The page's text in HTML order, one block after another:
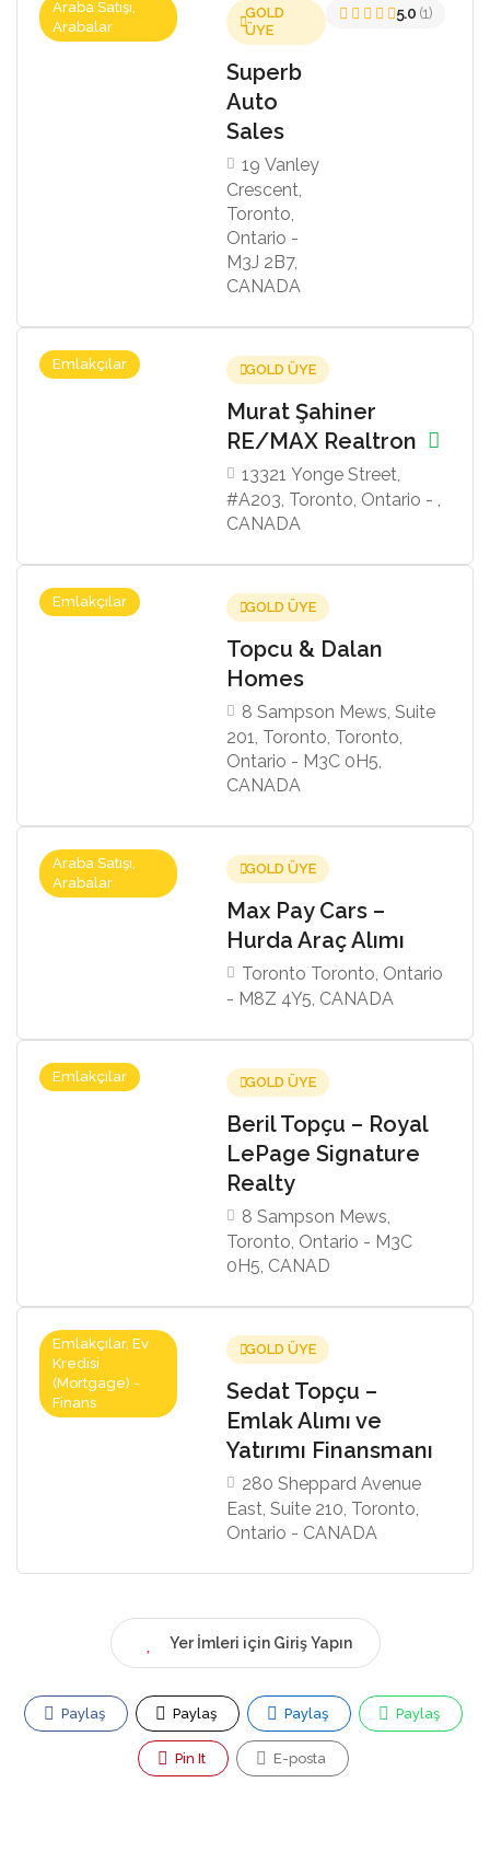
Araba Satışı,
Arabalar
GOLD
ÜYE
Superb
Auto
Sales
19 Vanley
Crescent,
Toronto,
Ontario -
M3J 2B7,
CANADA
5.0 (1)
Emlakçılar GOLD ÜYE
Murat Şahiner
RE/MAX Realtron
13321 Yonge Street,
#A203, Toronto, Ontario - ,
CANADA
Emlakçılar GOLD ÜYE
Topcu & Dalan
Homes
8 Sampson Mews, Suite
201, Toronto, Toronto,
Ontario - M3C 0H5,
CANADA
Araba Satışı,
Arabalar
GOLD ÜYE
Max Pay Cars –
Hurda Araç Alımı
Toronto Toronto, Ontario
- M8Z 4Y5, CANADA
Emlakçılar GOLD ÜYE
Beril Topçu – Royal
LePage Signature
Realty
8 Sampson Mews,
Toronto, Ontario - M3C
0H5, CANAD
Emlakçılar, Ev
Kredisi
(Mortgage) -
Finans
GOLD ÜYE
Sedat Topçu –
Emlak Alımı ve
Yatırımı Finansmanı
280 Sheppard Avenue
East, Suite 210, Toronto,
Ontario - CANADA
Yer İmleri için Giriş Yapın
Paylaş Paylaş Paylaş Paylaş
Pin It E-posta